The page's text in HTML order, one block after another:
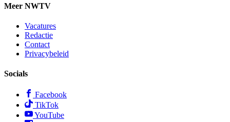
Meer NWTV
Vacatures
Redactie
Contact
Privacybeleid
Socials
Facebook
TikTok
YouTube